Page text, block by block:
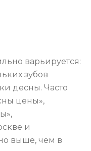
варьируется:
зубов
десны. Часто
цены»,
и
выше, чем в